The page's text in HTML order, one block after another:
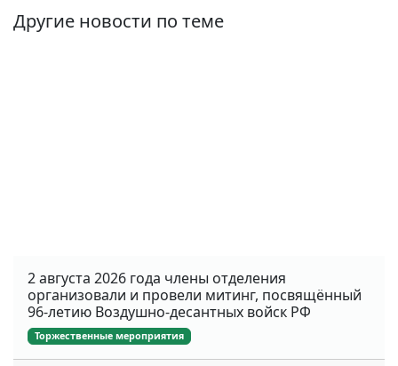
Другие новости по теме
2 августа 2026 года члены отделения
организовали и провели митинг, посвящённый
96-летию Воздушно-десантных войск РФ
Торжественные мероприятия